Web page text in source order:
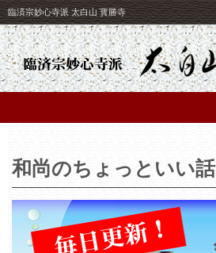
臨済宗妙心寺派 太白山 寳勝寺
和尚のちょっといい話